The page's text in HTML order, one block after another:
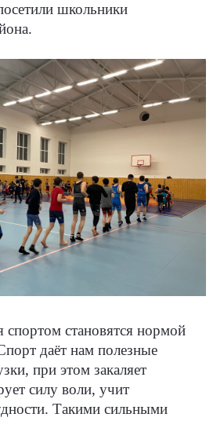
школьники
спортом становятся нормой
даёт нам полезные
при этом закаляет
силу воли, учит
Такими сильными